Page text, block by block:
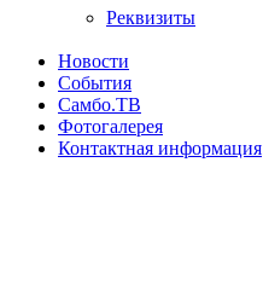
Реквизиты
Новости
События
Самбо.ТВ
Фотогалерея
Контактная информация